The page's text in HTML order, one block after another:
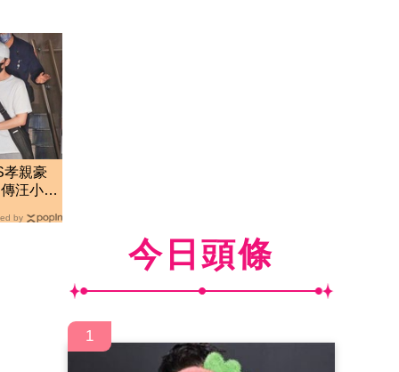
孝親豪
汪小菲
by
今日頭條
1